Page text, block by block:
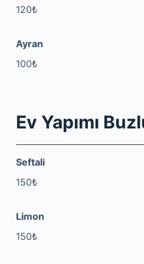
120₺
Ayran
100₺
Ev Yapımı
Seftali
150₺
Limon
150₺